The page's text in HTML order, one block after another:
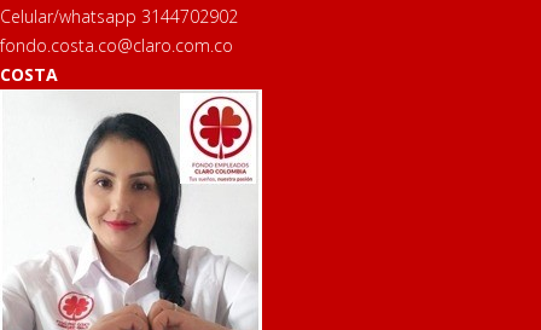
Celular/whatsapp 3144702902
fondo.costa.co@claro.com.co
COSTA